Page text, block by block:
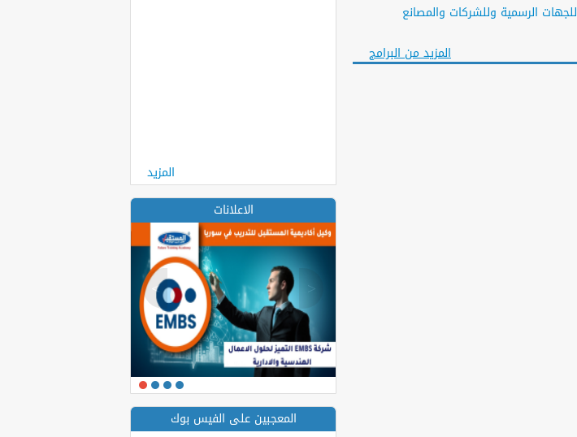
متطلبات السلامة والصحة المهنية لمواقع العمل HSE Regulations للجهات الرسمية وللشركات والمصانع
المزيد من البرامج
المزيد
الاعلانات
> <
المعجبين على الفيس بوك